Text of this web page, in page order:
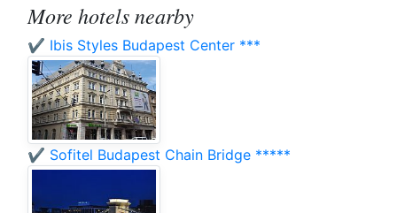
More hotels nearby
✔️ Ibis Styles Budapest Center ***
✔️ Sofitel Budapest Chain Bridge *****